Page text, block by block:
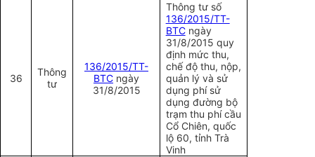
36
Thông
tư
136/2015/TT-
BTC ngày
31/8/2015
Thông tư số
136/2015/TT-
BTCngày
31/8/2015 quy
định mức thu,
chế độ thu, nộp,
quản lý và sử
dụng phí sử
dụng đường bộ
trạm thu phí cầu
Cổ Chiên, quốc
lộ 60, tỉnh Trà
Vinh